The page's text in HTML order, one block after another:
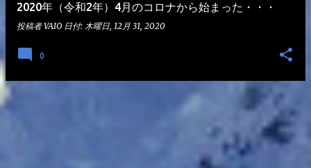
2020年（令和2年）4月のコロナから始まった・・・
投稿者VAIO 日付: 木曜日, 12月 31, 2020
0